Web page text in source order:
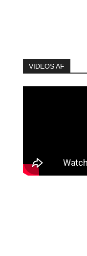
VIDEOS AF